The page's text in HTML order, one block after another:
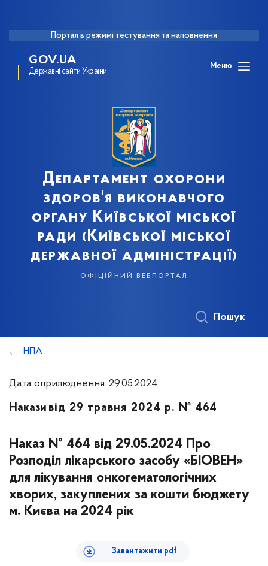
Портал в режимі тестування та наповнення
GOV.UA
Державні сайти України
Меню
Департамент охорони
здоров'я виконавчого
органу Київської міської
ради (Київської міської
державної адміністрації)
офіційний вебпортал
Пошук
НПА
Дата оприлюднення: 29.05.2024
Накази від 29 травня 2024 р. № 464
Наказ № 464 від 29.05.2024 Про
Розподіл лікарського засобу «БІОВЕН»
для лікування онкогематологічних
хворих, закуплених за кошти бюджету
м. Києва на 2024 рік
Завантажити pdf